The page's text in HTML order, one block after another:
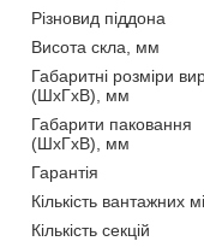
Різновид піддона
Висота скла, мм
Габаритні розміри
(ШхГхВ), мм
Габарити паковання
(ШхГхВ), мм
Гарантія
Кількість вантажних
Кількість секцій